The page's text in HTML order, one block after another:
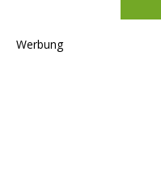
Werbung